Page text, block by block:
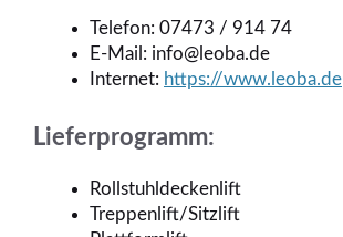
Telefon: 07473 / 914 74
E-Mail: info@leoba.de
Internet: https://www.leoba.de
Lieferprogramm:
Rollstuhldeckenlift
Treppenlift/Sitzlift